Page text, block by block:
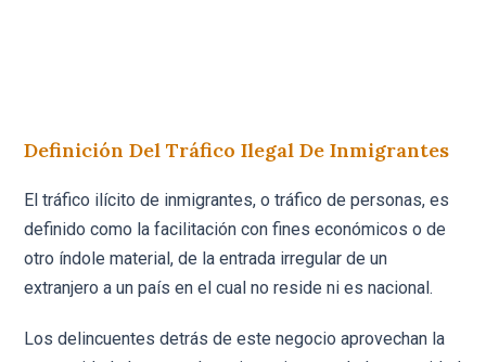
Definición Del Tráfico Ilegal De Inmigrantes
El tráfico ilícito de inmigrantes, o tráfico de personas, es
definido como la facilitación con fines económicos o de
otro índole material, de la entrada irregular de un
extranjero a un país en el cual no reside ni es nacional.
Los delincuentes detrás de este negocio aprovechan la